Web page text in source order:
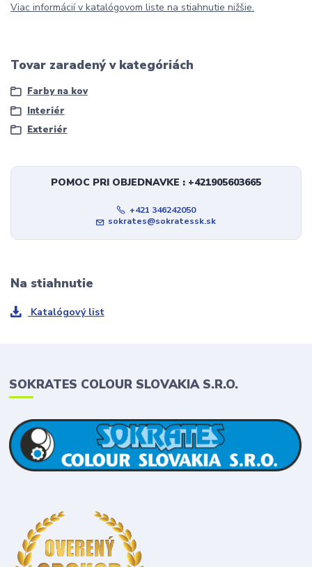
Viac informácií v katalógovom liste na stiahnutie nižšie.
Tovar zaradený v kategóriách
Farby na kov
Interiér
Exteriér
POMOC PRI OBJEDNAVKE : +421905603665
+421 346242050
sokrates@sokratessk.sk
Na stiahnutie
Katalógový list
SOKRATES COLOUR SLOVAKIA S.R.O.